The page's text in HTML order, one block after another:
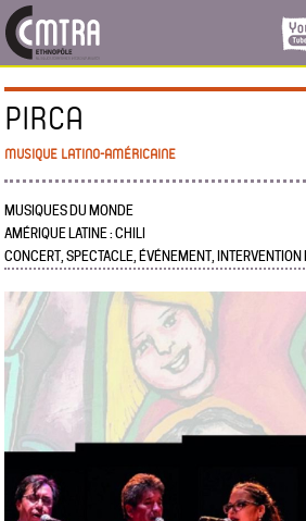
PIRCA
MUSIQUE LATINO-AMÉRICAINE
MUSIQUES DU MONDE
AMÉRIQUE LATINE : CHILI
CONCERT, SPECTACLE, ÉVÉNEMENT, INTERVENTION